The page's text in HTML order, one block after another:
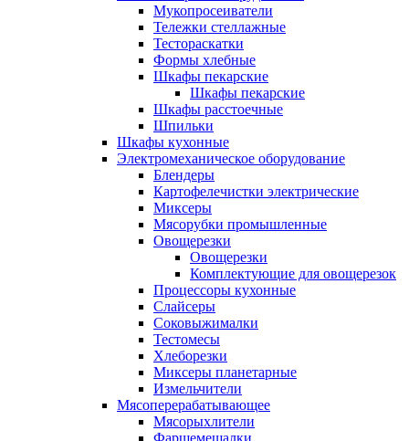
Мукопросеиватели
Тележки стеллажные
Тестораскатки
Формы хлебные
Шкафы пекарские
Шкафы пекарские
Шкафы расстоечные
Шпильки
Шкафы кухонные
Электромеханическое оборудование
Блендеры
Картофелечистки электрические
Миксеры
Мясорубки промышленные
Овощерезки
Овощерезки
Комплектующие для овощерезок
Процессоры кухонные
Слайсеры
Соковыжималки
Тестомесы
Хлеборезки
Миксеры планетарные
Измельчители
Мясоперерабатывающее
Мясорыхлители
Фаршемешалки